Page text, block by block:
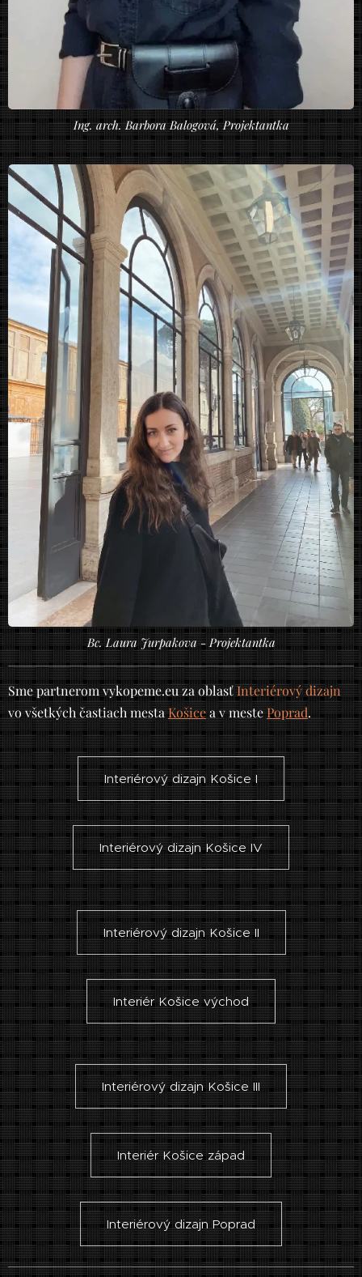
Ing. arch. Barbora Balogová, Projektantka
Bc. Laura Jurpakova - Projektantka
Sme partnerom vykopeme.eu za oblasťInteriérový dizajn
vo všetkých častiach mestaKošicea v mestePoprad.
Interiérový dizajn Košice I
Interiérový dizajn Košice IV
Interiérový dizajn Košice II
Interiér Košice východ
Interiérový dizajn Košice III
Interiér Košice západ
Interiérový dizajn Poprad